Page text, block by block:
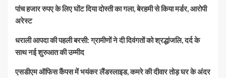
पांच हजार रुपए के लिए घोंट दिया दोस्ती का गला, बेरहमी से किया मर्डर, आरोपी
अरेस्ट
धराली आपदा की पहली बरसी: ग्रामीणों ने दी दिवंगतों को श्रद्धांजलि, दर्द के
साथ नई शुरुआत की उम्मीद
एसडीएम ऑफिस कैंपस में भयंकर लैंडस्लाइड, कमरे की दीवार तोड़ घर के अंदर